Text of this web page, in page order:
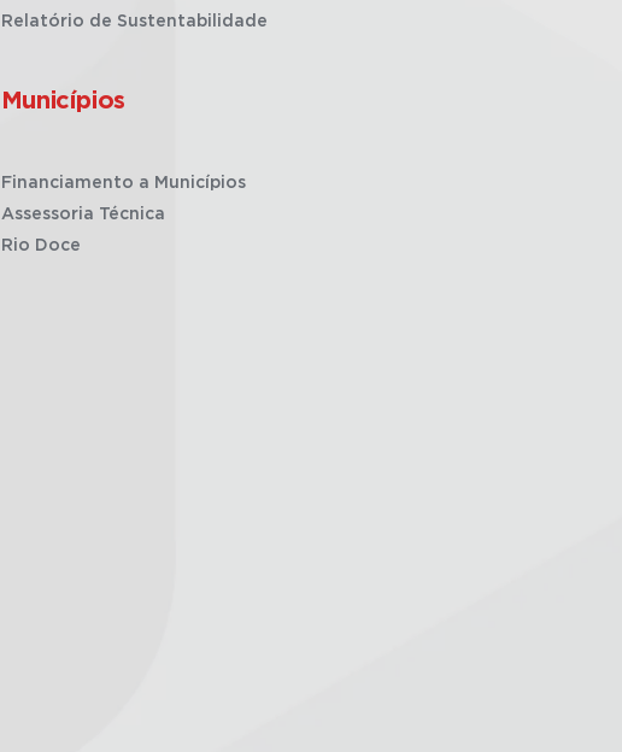
Relatório de Sustentabilidade
Municípios
Financiamento a Municípios
Assessoria Técnica
Rio Doce